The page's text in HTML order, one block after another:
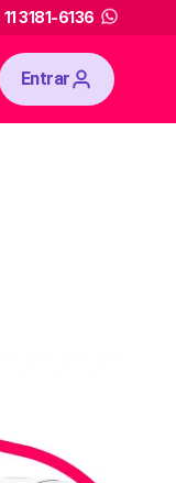
11 3181-6136
Entrar